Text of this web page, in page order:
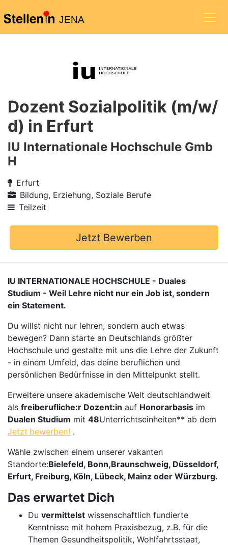
JENA
Dozent Sozialpolitik (m/w/
d) in Erfurt
IU Internationale Hochschule Gmb
H
Erfurt
Bildung, Erziehung, Soziale Berufe
Teilzeit
Jetzt Bewerben
IU INTERNATIONALE HOCHSCHULE - Duales
Studium - Weil Lehre nicht nur ein Job ist, sondern
ein Statement.
Du willst nicht nur lehren, sondern auch etwas
bewegen? Dann starte an Deutschlands größter
Hochschule und gestalte mit uns die Lehre der Zukunft
- in einem Umfeld, das deine beruflichen und
persönlichen Bedürfnisse in den Mittelpunkt stellt.
Erweitere unsere akademische Welt deutschlandweit
als freiberufliche:r Dozent:in auf Honorarbasis im
Dualen Studium mit 48Unterrichtseinheiten** ab dem
Jetzt bewerben! .
Wähle zwischen einem unserer vakanten
Standorte:Bielefeld, Bonn,Braunschweig, Düsseldorf,
Erfurt, Freiburg, Köln, Lübeck, Mainz oder Würzburg.
Das erwartet Dich
Du vermittelst wissenschaftlich fundierte
Kenntnisse mit hohem Praxisbezug, z.B. für die
Themen Gesundheitspolitik, Wohlfahrtsstaat,